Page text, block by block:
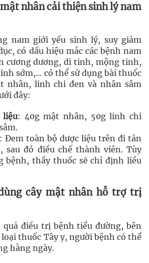
nhân cải thiện sinh lý nam
nam giới yếu sinh lý, suy giảm
có dấu hiệu mắc các bệnh nam
cương dương, di tinh, mộng tinh,
sớm,… có thể sử dụng bài thuốc
nhân, linh chi đen và nhân sâm
đây:
liệu: 40g mật nhân, 50g linh chi
: Đem toàn bộ dược liệu trên đi tán
sau đó điều chế thành viên. Tùy
bệnh, thầy thuốc sẽ chỉ định liều
cây mật nhân hỗ trợ trị
điều trị bệnh tiểu đường, bên
loại thuốc Tây y, người bệnh có thể
hằng ngày.